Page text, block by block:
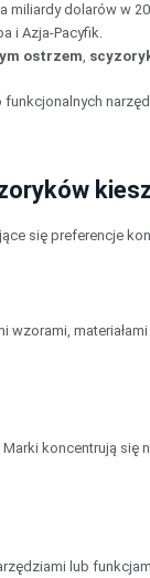
miliardy dolarów w
i Azja-Pacyfik.
ostrzem,
się preferencje
wzorami,
koncentrują
lub